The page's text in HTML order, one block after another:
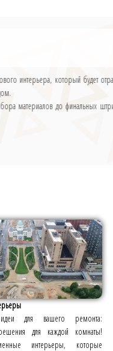
интерьера, который будет
материалов до финальных
идеи для вашего ремонта:
для каждой комнаты!
интерьеры, которые